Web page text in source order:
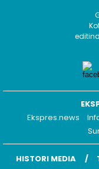
Ekspres.news
HISTORI MEDIA